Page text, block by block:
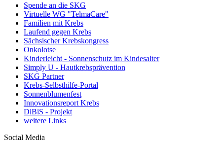
Spende an die SKG
Virtuelle WG "TelmaCare"
Familien mit Krebs
Laufend gegen Krebs
Sächsischer Krebskongress
Onkolotse
Kinderleicht - Sonnenschutz im Kindesalter
Simply U - Hautkrebsprävention
SKG Partner
Krebs-Selbsthilfe-Portal
Sonnenblumenfest
Innovationsreport Krebs
DiBiS - Projekt
weitere Links
Social Media